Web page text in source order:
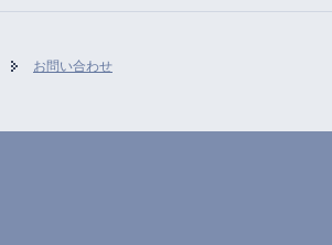
お問い合わせ